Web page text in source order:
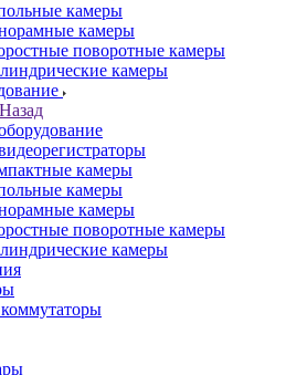
камеры
камеры
поворотные камеры
камеры
Назад
камеры
камеры
камеры
поворотные камеры
камеры